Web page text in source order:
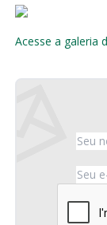
Acesse a galeria